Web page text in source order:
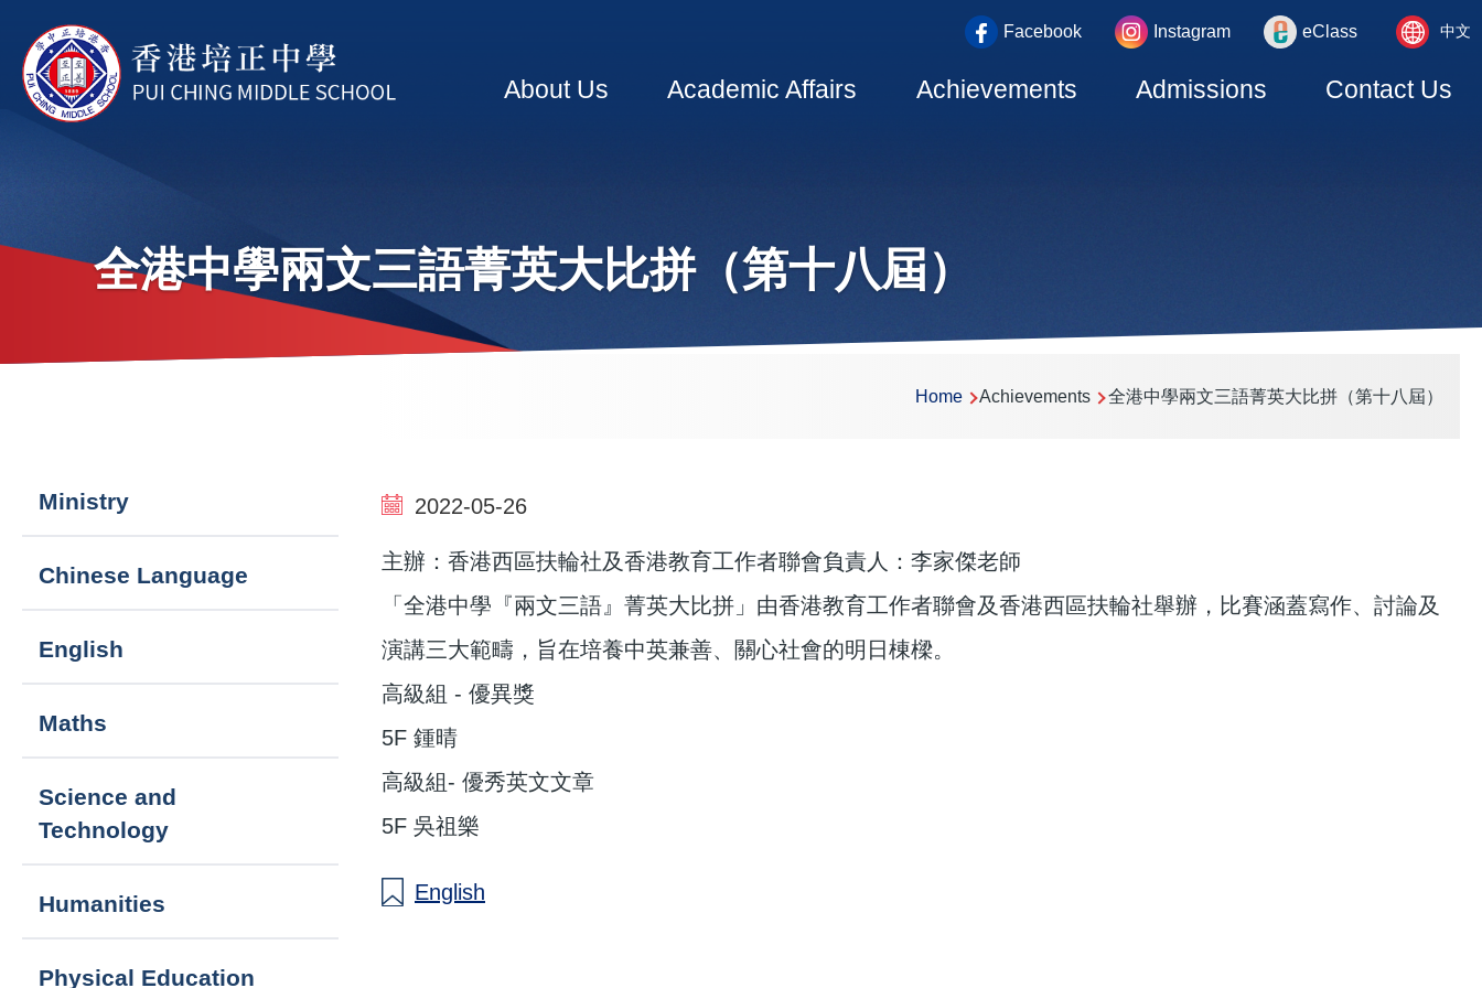
top_area
Facebook Instagram eClass
Language
switcher
中文
navigation
About Us Academic Affairs Achievements Admissions Contact Us
全港中學兩文三語菁英大比拼（第十八屆）
Home Achievements 全港中學兩文三語菁英大比拼（第十八屆）
2022-05-26
主辦：香港西區扶輪社及香港教育工作者聯會負責人：李家傑老師
「全港中學『兩文三語』菁英大比拼」由香港教育工作者聯會及香港西區扶輪社舉辦，比賽涵蓋寫作、討論及
演講三大範疇，旨在培養中英兼善、關心社會的明日棟樑。
高級組 - 優異獎
5F 鍾晴
高級組- 優秀英文文章
5F 吳祖樂
English
Main
navigation
Ministry
Chinese Language
English
Maths
Science and
Technology
Humanities
Physical Education